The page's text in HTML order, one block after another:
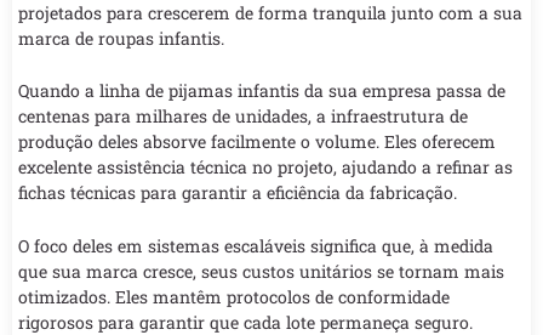
projetados para crescerem de forma tranquila junto com a sua
marca de roupas infantis.
Quando a linha de pijamas infantis da sua empresa passa de
centenas para milhares de unidades, a infraestrutura de
produção deles absorve facilmente o volume. Eles oferecem
excelente assistência técnica no projeto, ajudando a refinar as
fichas técnicas para garantir a eficiência da fabricação.
O foco deles em sistemas escaláveis significa que, à medida
que sua marca cresce, seus custos unitários se tornam mais
otimizados. Eles mantêm protocolos de conformidade
rigorosos para garantir que cada lote permaneça seguro.